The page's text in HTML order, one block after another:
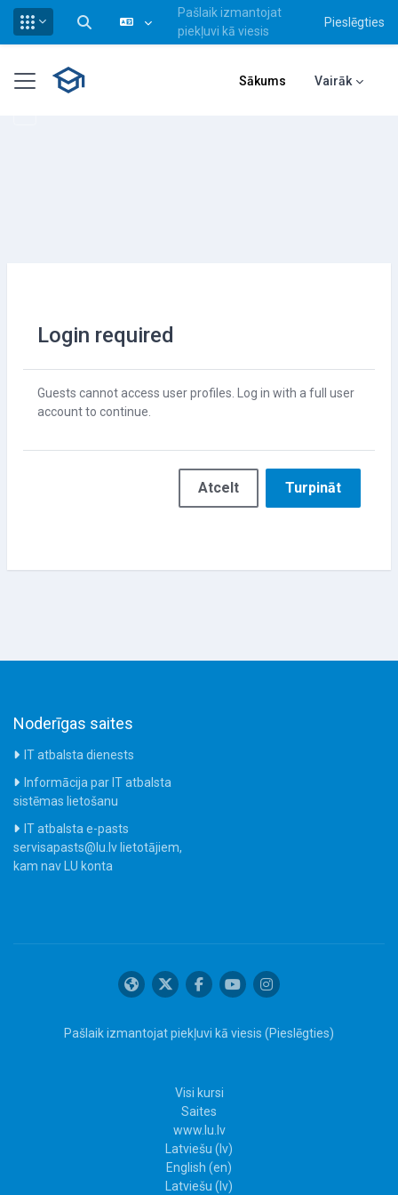
Pārslēgt meklēšanas ievadi
Pašlaik izmantojat
piekļuvi kā viesis
Pieslēgties
Sānu panelis Sākums Vairāk
Login required
Guests cannot access user profiles. Log in with a full user
account to continue.
Atcelt Turpināt
Noderīgas saites
IT atbalsta dienests
Informācija par IT atbalsta
sistēmas lietošanu
IT atbalsta e-pasts
servisapasts@lu.lv lietotājiem,
kam nav LU konta
Pašlaik izmantojat piekļuvi kā viesis (Pieslēgties)
Visi kursi
Saites
www.lu.lv
Latviešu ‎(lv)‎
English ‎(en)‎
Latviešu ‎(lv)‎